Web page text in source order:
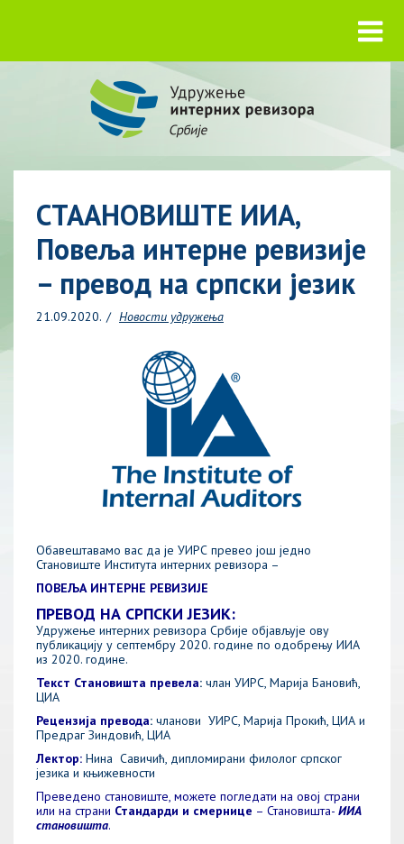
СТААНОВИШТЕ ИИА,
Повеља интерне ревизије
– превод на српски језик
21.09.2020. Новости удружења
Обавештавамо вас да је УИРС превео још једно
Становиште Института интерних ревизора –
ПОВЕЉА ИНТЕРНЕ РЕВИЗИЈЕ
ПРЕВОД НА СРПСКИ ЈЕЗИК:
Удружење интерних ревизора Србије објављује ову
публикацију у септембру 2020. године по одобрењу ИИА
из 2020. године.
Текст Становишта превела: члан УИРС, Марија Бановић,
ЦИА
Рецензија превода: чланови УИРС, Марија Прокић, ЦИА и
Предраг Зиндовић, ЦИА
Лектор: Нина Савичић, дипломирани филолог српског
језика и књижевности
Преведено становиште, можете погледати на овој страни
или на страни Стандарди и смернице – Становишта- ИИА
становишта.